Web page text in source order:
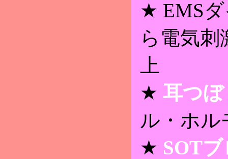
★ EMS
ら電気刺
上
★ 耳つぼ
ル・ホル
★ SOT